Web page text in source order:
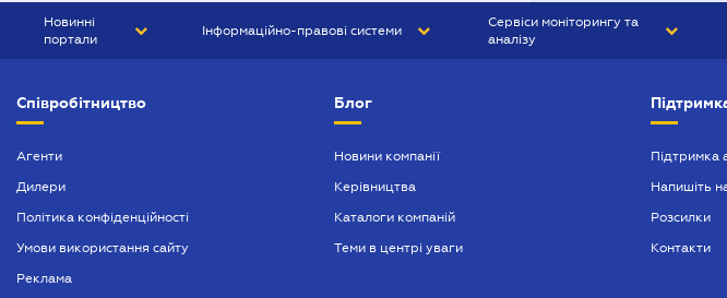
Новинні
портали
БІЗНЕС
Інформаційно-правові системи
БУХГАЛТЕР ПРОФ
Сервіси моніторингу та
аналізу
Співробітництво
Агенти
Дилери
Політика конфіденційності
Умови використання сайту
Реклама
Блог
Новини компанії
Керівництва
Каталоги компаній
Теми в центрі уваги
Підтримка
Напишіть
Розсилки
Контакти